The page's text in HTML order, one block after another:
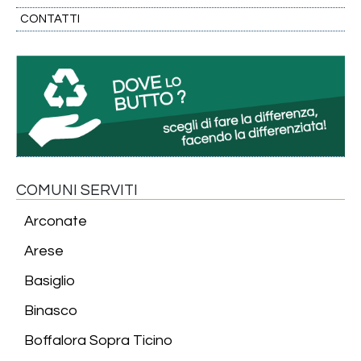
CONTATTI
COMUNI SERVITI
Arconate
Arese
Basiglio
Binasco
Boffalora Sopra Ticino